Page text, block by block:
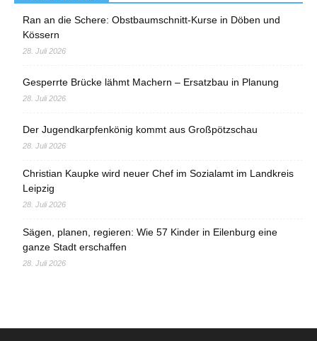
Ran an die Schere: Obstbaumschnitt-Kurse in Döben und
Kössern
28. Juli 2026
Gesperrte Brücke lähmt Machern – Ersatzbau in Planung
28. Juli 2026
Der Jugendkarpfenkönig kommt aus Großpötzschau
28. Juli 2026
Christian Kaupke wird neuer Chef im Sozialamt im Landkreis
Leipzig
28. Juli 2026
Sägen, planen, regieren: Wie 57 Kinder in Eilenburg eine
ganze Stadt erschaffen
28. Juli 2026